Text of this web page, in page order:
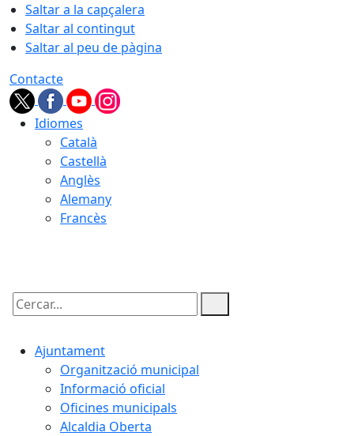
Saltar a la capçalera
Saltar al contingut
Saltar al peu de pàgina
Contacte
Idiomes
Català
Castellà
Anglès
Alemany
Francès
Cercar:
Ajuntament
Organització municipal
Informació oficial
Oficines municipals
Alcaldia Oberta